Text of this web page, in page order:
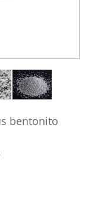
bentonito